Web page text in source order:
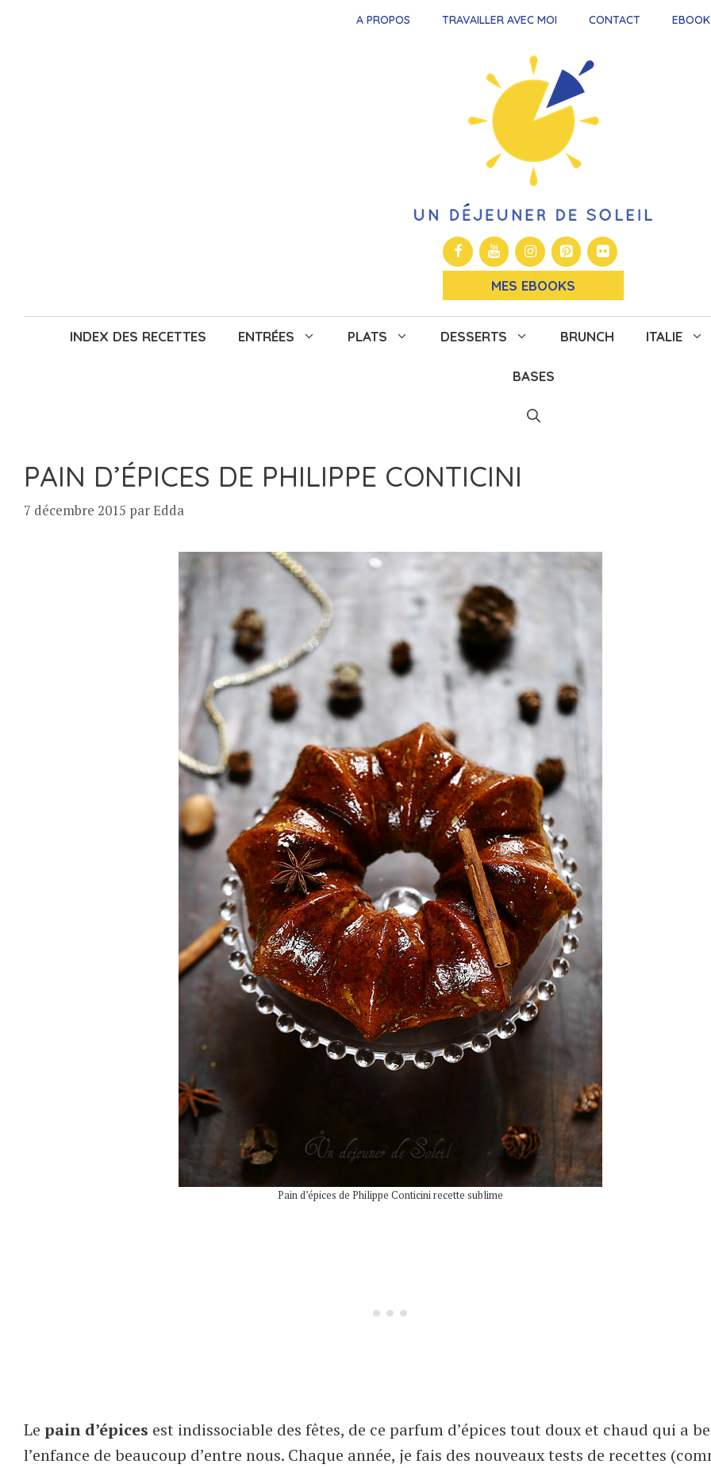
A PROPOS TRAVAILLER AVEC MOI CONTACT EBOOK
MES EBOOKS
INDEX DES RECETTES ENTRÉES PLATS DESSERTS BRUNCH ITALIE
BASES
PAIN D’ÉPICES DE PHILIPPE CONTICINI
7 décembre 2015 parEdda
Pain d’épices de Philippe Conticini recette sublime
Le pain d’épices est indissociable des fêtes, de ce parfum d’épices tout doux et chaud qui a
l’enfance de beaucoup d’entre nous. Chaque année, je fais des nouveaux tests de recettes